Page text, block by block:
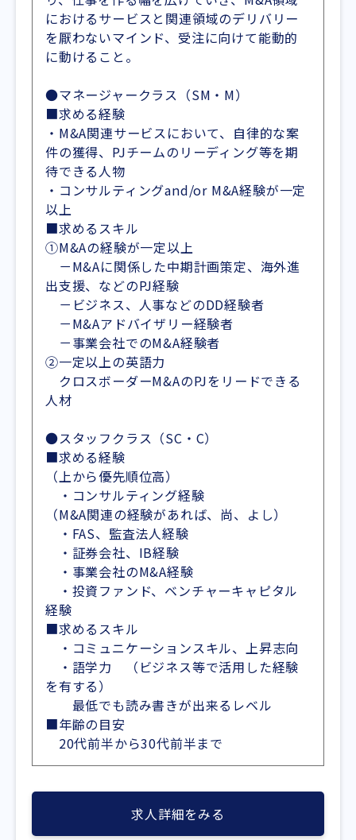
におけるサービスと関連領域のデリバリー
を厭わないマインド、受注に向けて能動的
に動けること。
●マネージャークラス（SM・M）
■求める経験
・M&A関連サービスにおいて、自律的な案
件の獲得、PJチームのリーディング等を期
待できる人物
・コンサルティングand/or M&A経験が一定
以上
■求めるスキル
①M&Aの経験が一定以上
－M&Aに関係した中期計画策定、海外進
出支援、などのPJ経験
－ビジネス、人事などのDD経験者
－M&Aアドバイザリー経験者
－事業会社でのM&A経験者
②一定以上の英語力
クロスボーダーM&AのPJをリードできる
人材
●スタッフクラス（SC・C）
■求める経験
（上から優先順位高）
・コンサルティング経験
（M&A関連の経験があれば、尚、よし）
・FAS、監査法人経験
・証券会社、IB経験
・事業会社のM&A経験
・投資ファンド、ベンチャーキャピタル
経験
■求めるスキル
・コミュニケーションスキル、上昇志向
・語学力 （ビジネス等で活用した経験
を有する）
最低でも読み書きが出来るレベル
■年齢の目安
20代前半から30代前半まで
求人詳細をみる